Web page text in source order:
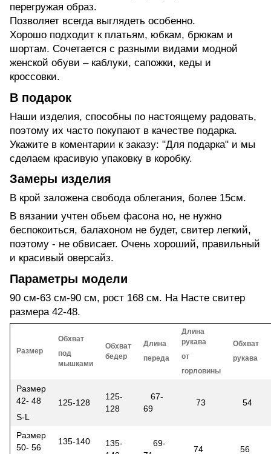
перегружая образ.
Позволяет всегда выглядеть особенно.
Хорошо подходит к платьям, юбкам, брюкам и
шортам. Сочетается с разными видами модной
женской обуви – каблуки, сапожки, кеды и
кроссовки.
В подарок
Наши изделия, способны по настоящему радовать,
поэтому их часто покупают в качестве подарка.
Укажите в коментарии к заказу: "Для подарка" и мы
сделаем красивую упаковку в коробку.
Замеры изделия
В крой заложена свобода облегания, более 15см.
В вязании учтен обьем фасона но, не нужно
беспокоиться, балахоном не будет, свитер легкий,
поэтому - не обвисает. Очень хороший, правильный
и красивый оверсайз.
Параметры модели
90 см-63 см-90 см, рост 168 см. На Насте свитер
размера 42-48.
Размер
Обхват
под
мышками
Обхват
бедер
Длина
переда
Длина
рукава
от
горловины
Обхват
рукава
Размер
42- 48
S-L
125-128
125-
128
67-
69
73 54
Размер
50- 56
135-140
135-
69-
74 56